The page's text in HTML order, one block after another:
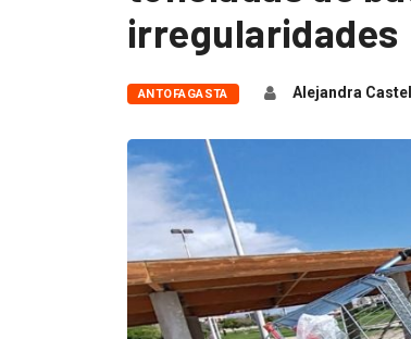
irregularidades
ANTOFAGASTA Alejandra